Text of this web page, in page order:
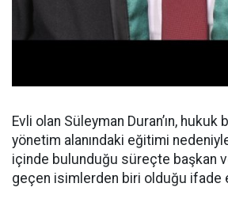
Evli olan Süleyman Duran’ın, hukuk
yönetim alanındaki eğitimi
içinde bulunduğu süreçte başkan
geçen isimlerden biri olduğu ifade